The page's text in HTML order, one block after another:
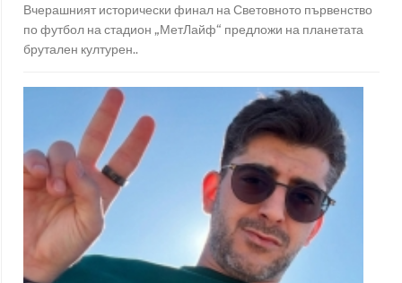
Вчерашният исторически финал на Световното първенство
по футбол на стадион „МетЛайф“ предложи на планетата
брутален културен..